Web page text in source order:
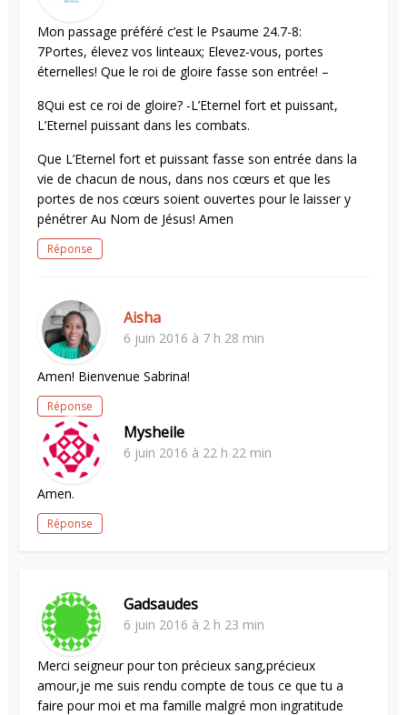
Mon passage préféré c’est le Psaume 24.7-8:
7Portes, élevez vos linteaux; Elevez-vous, portes
éternelles! Que le roi de gloire fasse son entrée! –
8Qui est ce roi de gloire? -L’Eternel fort et puissant,
L’Eternel puissant dans les combats.
Que L’Eternel fort et puissant fasse son entrée dans la
vie de chacun de nous, dans nos cœurs et que les
portes de nos cœurs soient ouvertes pour le laisser y
pénétrer Au Nom de Jésus! Amen
Réponse
Aisha
6 juin 2016 à 7 h 28 min
Amen! Bienvenue Sabrina!
Réponse
Mysheile
6 juin 2016 à 22 h 22 min
Amen.
Réponse
Gadsaudes
6 juin 2016 à 2 h 23 min
Merci seigneur pour ton précieux sang,précieux
amour,je me suis rendu compte de tous ce que tu a
faire pour moi et ma famille malgré mon ingratitude